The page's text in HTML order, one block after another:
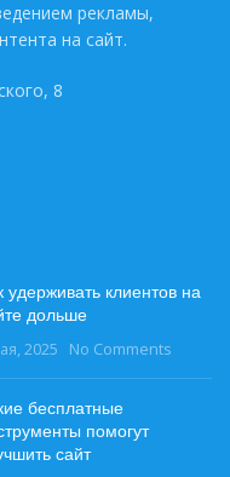
рекламы,
на сайт.
8
удерживать клиентов на
дольше
2025 No Comments
бесплатные
помогут
сайт